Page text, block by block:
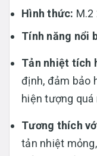
Hình thức:
Tính năng nổi
Tản nhiệt tích
định, đảm bảo
hiện tượng
Tương thích
tản nhiệt